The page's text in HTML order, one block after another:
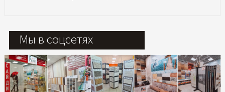
Мы в соцсетях